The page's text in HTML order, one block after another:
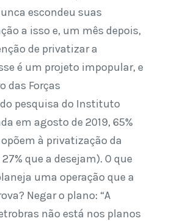
escondeu suas
a isso e, um mês depois,
de privatizar a
é um projeto impopular, e
das Forças
pesquisa do Instituto
em agosto de 2019, 65%
à privatização da
que a desejam). O que
uma operação que a
Negar o plano: “A
não está nos planos